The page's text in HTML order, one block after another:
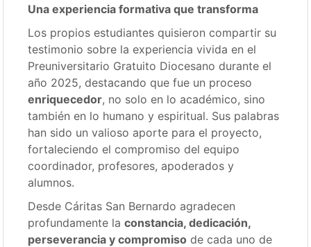
Una experiencia formativa que transforma
Los propios estudiantes quisieron compartir su
testimonio sobre la experiencia vivida en el
Preuniversitario Gratuito Diocesano durante el
año 2025, destacando que fue un proceso
enriquecedor, no solo en lo académico, sino
también en lo humano y espiritual. Sus palabras
han sido un valioso aporte para el proyecto,
fortaleciendo el compromiso del equipo
coordinador, profesores, apoderados y
alumnos.
Desde Cáritas San Bernardo agradecen
profundamente laconstancia, dedicación,
perseverancia y compromiso de cada uno de